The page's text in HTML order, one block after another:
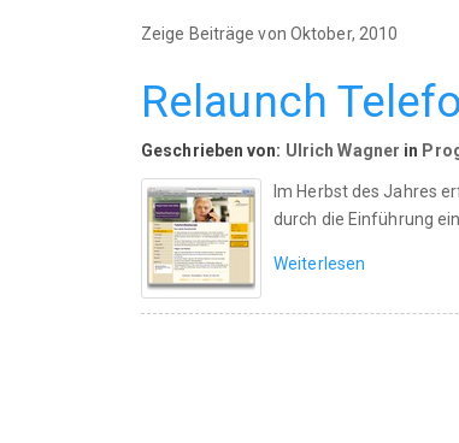
Zeige Beiträge von Oktober, 2010
Relaunch
Geschrieben von: Ulrich Wagner in
Im Herbst des Jahres
durch die Einführung
Weiterlesen